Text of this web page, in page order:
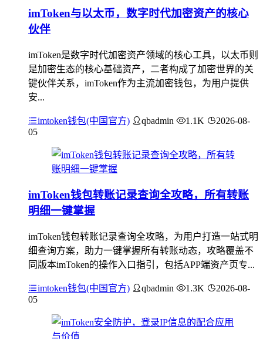
imToken与以太币，数字时代加密资产的核心
伙伴
imToken是数字时代加密资产领域的核心工具，以太币则
是加密生态的核心基础资产，二者构成了加密世界的关
键伙伴关系，imToken作为主流加密钱包，为用户提供
安...
imtoken钱包(中国官方) qbadmin 1.1K
2026-08-
05
imToken钱包转账记录查询全攻略，所有转账
明细一键掌握
imToken钱包转账记录查询全攻略，为用户打造一站式明
细查询方案，助力一键掌握所有转账动态，攻略覆盖不
同版本imToken的操作入口指引，包括APP端资产页专...
imtoken钱包(中国官方) qbadmin 1.3K
2026-08-
05